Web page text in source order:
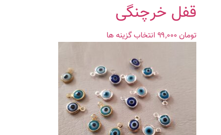
قفل خرچنگی
تومان انتخاب گزینه ها
انواع
مختلفی
می
باشد.
گزینه
ها